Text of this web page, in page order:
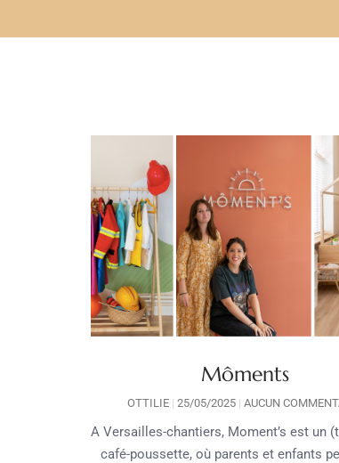
Môments
OTTILIE 25/05/2025 AUCUN
A Versailles-chantiers, Moment’s est un
café-poussette, où parents et enfants